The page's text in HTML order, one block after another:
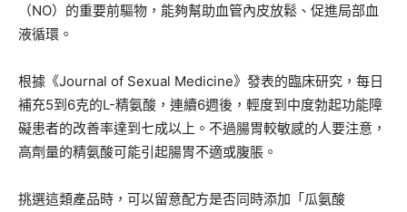
（NO）的重要前驅物，能夠幫助血管內皮放鬆、促進局部血
液循環。
根據《Journal of Sexual Medicine》發表的臨床研究，每日
補充5到6克的L-精氨酸，連續6週後，輕度到中度勃起功能障
礙患者的改善率達到七成以上。不過腸胃較敏感的人要注意，
高劑量的精氨酸可能引起腸胃不適或腹脹。
挑選這類產品時，可以留意配方是否同時添加「瓜氨酸